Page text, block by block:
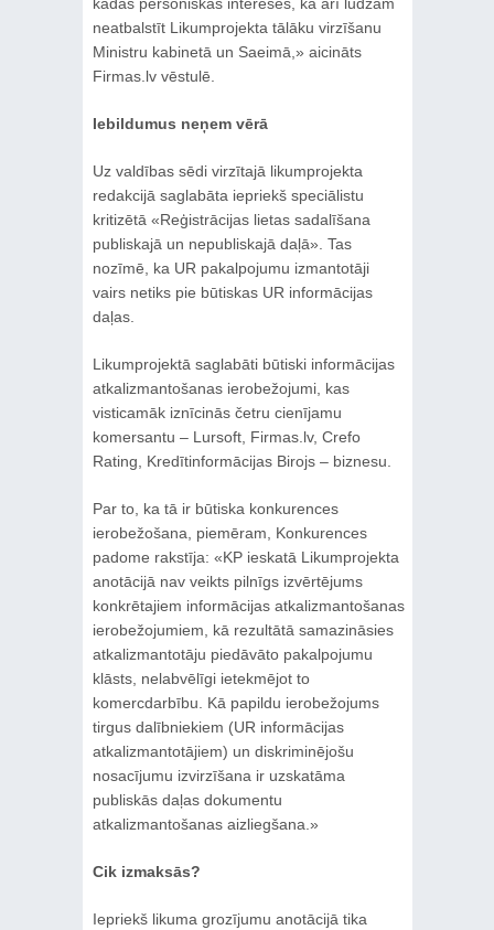
kādas personiskas intereses, kā arī lūdzam
neatbalstīt Likumprojekta tālāku virzīšanu
Ministru kabinetā un Saeimā,» aicināts
Firmas.lv vēstulē.
Iebildumus neņem vērā
Uz valdības sēdi virzītajā likumprojekta
redakcijā saglabāta iepriekš speciālistu
kritizētā «Reģistrācijas lietas sadalīšana
publiskajā un nepubliskajā daļā». Tas
nozīmē, ka UR pakalpojumu izmantotāji
vairs netiks pie būtiskas UR informācijas
daļas.
Likumprojektā saglabāti būtiski informācijas
atkalizmantošanas ierobežojumi, kas
visticamāk iznīcinās četru cienījamu
komersantu – Lursoft, Firmas.lv, Crefo
Rating, Kredītinformācijas Birojs – biznesu.
Par to, ka tā ir būtiska konkurences
ierobežošana, piemēram, Konkurences
padome rakstīja: «KP ieskatā Likumprojekta
anotācijā nav veikts pilnīgs izvērtējums
konkrētajiem informācijas atkalizmantošanas
ierobežojumiem, kā rezultātā samazināsies
atkalizmantotāju piedāvāto pakalpojumu
klāsts, nelabvēlīgi ietekmējot to
komercdarbību. Kā papildu ierobežojums
tirgus dalībniekiem (UR informācijas
atkalizmantotājiem) un diskriminējošu
nosacījumu izvirzīšana ir uzskatāma
publiskās daļas dokumentu
atkalizmantošanas aizliegšana.»
Cik izmaksās?
Iepriekš likuma grozījumu anotācijā tika